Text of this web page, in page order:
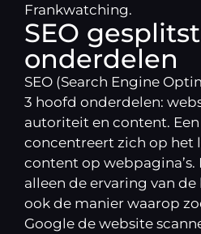
Frankwatching.
SEO
onderdelen
SEO (Search Engine
3 hoofd onderdelen:
autoriteit en content.
concentreert zich op het
content op
alleen de ervaring van de
ook de manier waarop
Google de website